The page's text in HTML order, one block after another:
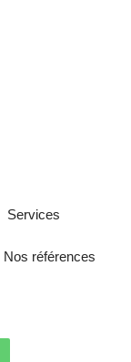
Services
Nos références